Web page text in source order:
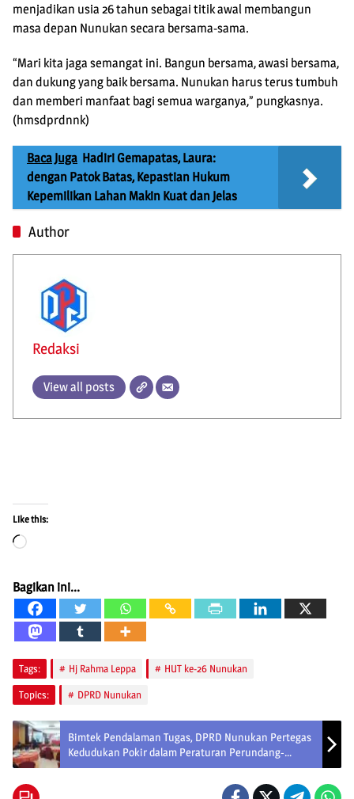
menjadikan usia 26 tahun sebagai titik awal membangun
masa depan Nunukan secara bersama-sama.
“Mari kita jaga semangat ini. Bangun bersama, awasi bersama,
dan dukung yang baik bersama. Nunukan harus terus tumbuh
dan memberi manfaat bagi semua warganya,” pungkasnya.
(hmsdprdnnk)
Baca Juga Hadiri Gemapatas, Laura:
dengan Patok Batas, Kepastian Hukum
Kepemilikan Lahan Makin Kuat dan Jelas
Author
Redaksi
View all posts
Like this:
Loading…
Bagikan ini...
Tags: Hj Rahma Leppa HUT ke-26 Nunukan
Topics: DPRD Nunukan
Bimtek Pendalaman Tugas, DPRD Nunukan Pertegas
Kedudukan Pokir dalam Peraturan Perundang-
Undangan